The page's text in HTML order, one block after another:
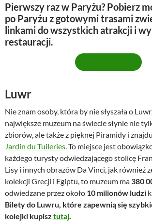
Pierwszy raz w Paryżu? Pobierz
po Paryżu z gotowymi trasami
linkami do wszystkich atrakcji i
restauracji.
Luwr
Nie znam osoby, która by nie słyszała o
największe muzeum na świecie słynie nie
zbiorów, ale także z pięknej Piramidy i
Jardin du Tuileries . To miejsce jest
każdego turysty odwiedzającego stolicę
Lisy i innych obrazów Da Vinci, jak również
kolekcji Grecji i Egiptu, to muzeum ma 380
odwiedzane przez około 10 milionów ludzi
Bilety do Luwru, które zapewnią się
kolejki kupisz tutaj